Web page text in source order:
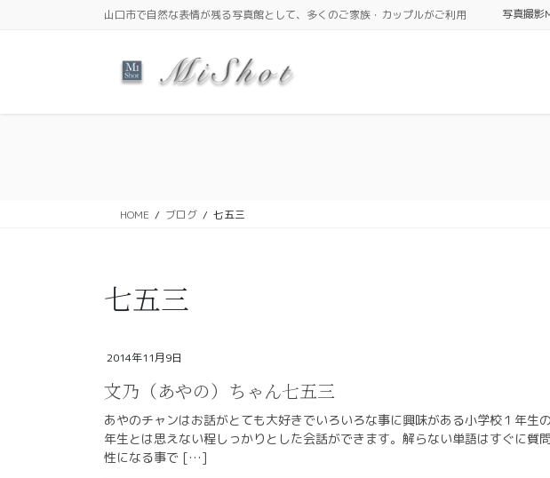
山口市で自然な表情が残る写真館として、多くのご家族・カップルがご利用 写真撮影
HOME ブログ 七五三
七五三
2014年11月9日
文乃（あやの）ちゃん七五三
あやのチャンはお話がとても大好きでいろいろな事に興味がある小学校１年生
年生とは思えない程しっかりとした会話ができます。解らない単語はすぐに質
性になる事で […]